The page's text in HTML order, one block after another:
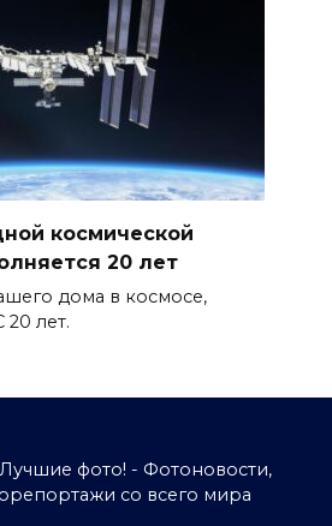
космической
20 лет
дома в космосе,
лет.
фото! - Фотоновости,
со всего мира